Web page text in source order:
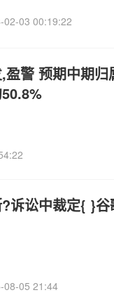
02-03 00:19:22
警 预期中期归
诉讼中裁定{ }
08-05 21:44